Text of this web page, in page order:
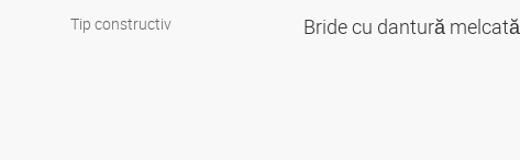
Tip constructiv Bride cu dantură melcată